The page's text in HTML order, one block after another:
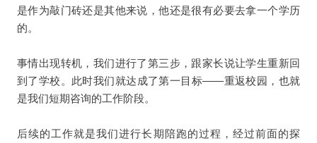
是作为敲门砖还是其他来说，他还是很有必要去拿一个学历
的。
事情出现转机，我们进行了第三步，跟家长说让学生重新回
到了学校。此时我们就达成了第一目标——重返校园，也就
是我们短期咨询的工作阶段。
后续的工作就是我们进行长期陪跑的过程，经过前面的探